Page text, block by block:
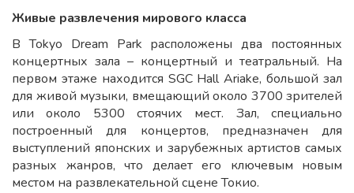
Живые развлечения мирового класса
В Tokyo Dream Park расположены два постоянных
концертных зала – концертный и театральный. На
первом этаже находится SGC Hall Ariake, большой зал
для живой музыки, вмещающий около 3700 зрителей
или около 5300 стоячих мест. Зал, специально
построенный для концертов, предназначен для
выступлений японских и зарубежных артистов самых
разных жанров, что делает его ключевым новым
местом на развлекательной сцене Токио.